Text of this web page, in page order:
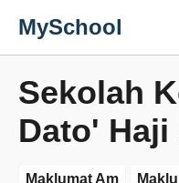
MySchool
Sekolah
Dato'
Maklumat Am